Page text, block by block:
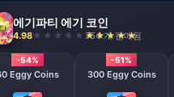
에기파티 에기 코인
4.98 754 개 판매됨
-54%
Eggy Coins
-51%
300 Eggy Coins